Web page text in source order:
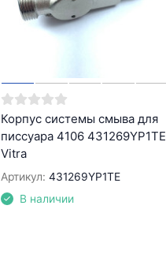
Корпус системы смыва для
писсуара 4106 431269YP1TE
Vitra
Артикул: 431269YP1TE
В наличии